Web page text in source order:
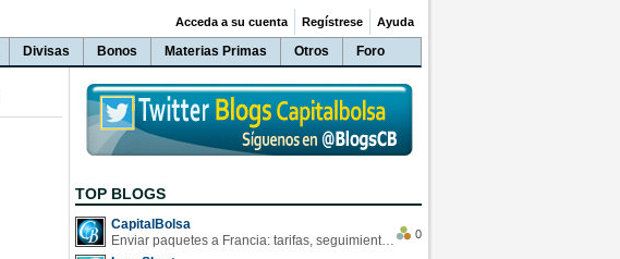
Divisas Bonos Materias Primas Otros Foro
Acceda a su cuenta Regístrese Ayuda
TOP BLOGS
CapitalBolsa
Enviar paquetes a Francia: tarifas, seguimiento y ventajas destacadas
0